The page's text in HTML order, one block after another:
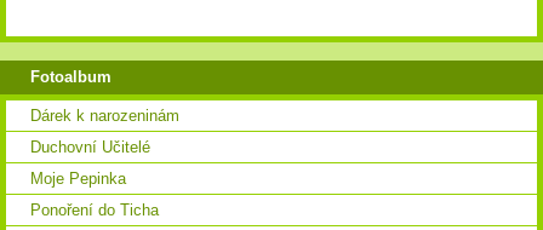
Fotoalbum
Dárek k narozeninám
Duchovní Učitelé
Moje Pepinka
Ponoření do Ticha